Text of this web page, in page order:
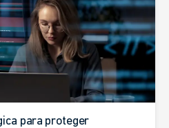
para proteger